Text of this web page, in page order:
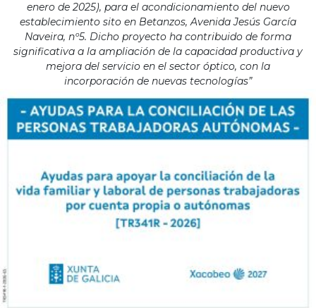
enero de 2025), para el acondicionamiento del nuevo
establecimiento sito en Betanzos, Avenida Jesús García
Naveira, nº5. Dicho proyecto ha contribuido de forma
significativa a la ampliación de la capacidad productiva y
mejora del servicio en el sector óptico, con la
incorporación de nuevas tecnologías”